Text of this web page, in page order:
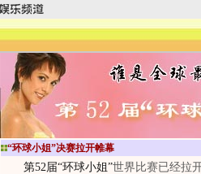
“环球小姐”决赛拉开帷幕
第52届“环球小姐”世界比赛已经拉